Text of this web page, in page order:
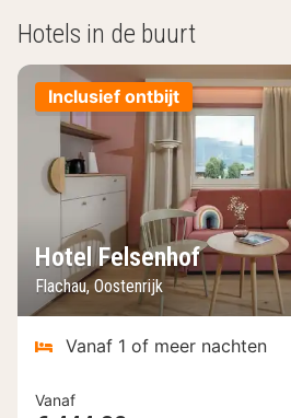
Hotels in de buurt
Inclusief ontbijt
Hotel Felsenhof
Flachau, Oostenrijk
Vanaf 1 of meer nachten
Vanaf